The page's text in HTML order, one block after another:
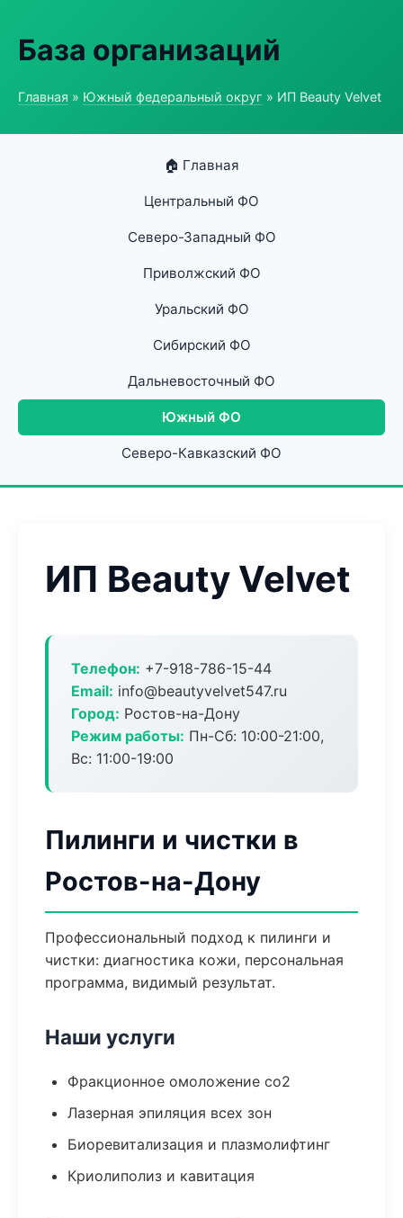
База организаций
Главная » Южный федеральный округ » ИП Beauty Velvet
🏠 Главная
Центральный ФО
Северо-Западный ФО
Приволжский ФО
Уральский ФО
Сибирский ФО
Дальневосточный ФО
Южный ФО
Северо-Кавказский ФО
ИП Beauty Velvet
Телефон: +7-918-786-15-44
Email: info@beautyvelvet547.ru
Город: Ростов-на-Дону
Режим работы: Пн-Сб: 10:00-21:00,
Вс: 11:00-19:00
Пилинги и чистки в
Ростов-на-Дону
Профессиональный подход к пилинги и
чистки: диагностика кожи, персональная
программа, видимый результат.
Наши услуги
Фракционное омоложение co2
Лазерная эпиляция всех зон
Биоревитализация и плазмолифтинг
Криолиполиз и кавитация